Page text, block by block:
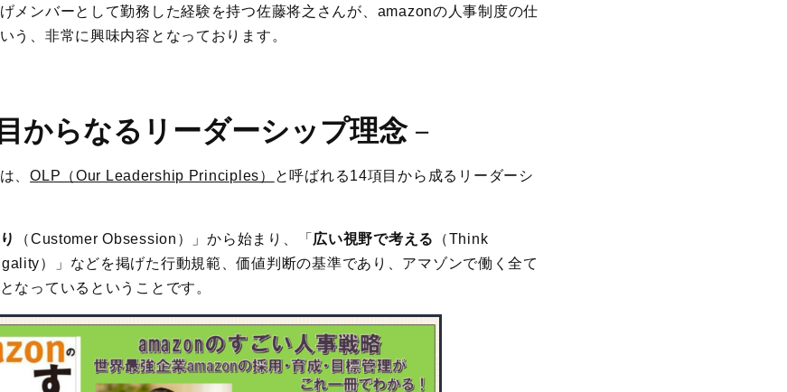
メンバーとして勤務した経験を持つ佐藤将之さんが、amazonの人事制度の仕
う、非常に興味内容となっております。
からなるリーダーシップ理念－
、OLP（Our Leadership Principles）
と呼ばれる14項目から成るリーダーシ
（Customer Obsession）」から始まり、「 広い視野で考える
（Think
）」などを掲げた行動規範、価値判断の基準であり、アマゾンで働く全て
なっているということです。